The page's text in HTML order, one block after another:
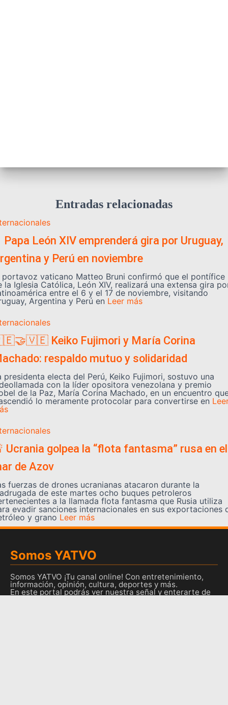
Entradas relacionadas
León XIV emprenderá gira por Uruguay,
y Perú en noviembre
portavoz vaticano Matteo Bruni confirmó que el pontífice
la Iglesia Católica, León XIV, realizará una extensa gira
entre el 6 y el 17 de noviembre, visitando
Argentina y Perú en Leer más
Keiko Fujimori y María Corina
respaldo mutuo y solidaridad
presidenta electa del Perú, Keiko Fujimori, sostuvo una
con la líder opositora venezolana y premio
de la Paz, María Corina Machado, en un encuentro
lo meramente protocolar para convertirse en
Ucrania golpea la “flota fantasma” rusa en el
de Azov
fuerzas de drones ucranianas atacaron durante la
de este martes ocho buques petroleros
a la llamada flota fantasma que Rusia utiliza
evadir sanciones internacionales en sus exportaciones
y grano Leer más
Somos YATVO
Somos YATVO ¡Tu canal online! Con entretenimiento,
información, opinión, cultura, deportes y más.
En este portal podrás ver nuestra señal y enterarte de